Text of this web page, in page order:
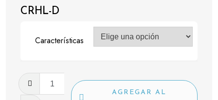
CRHL-D
Características
D
AGREGAR AL